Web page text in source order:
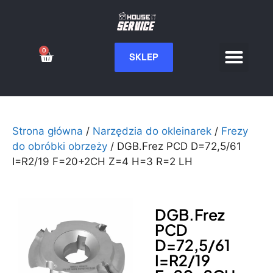
SKLEP
0
Strona główna / Narzędzia do okleinarek / Frezy
do obróbki obrzeży / DGB.Frez PCD D=72,5/61
I=R2/19 F=20+2CH Z=4 H=3 R=2 LH
DGB.Frez
PCD
D=72,5/61
I=R2/19